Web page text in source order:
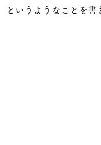
というようなことを書